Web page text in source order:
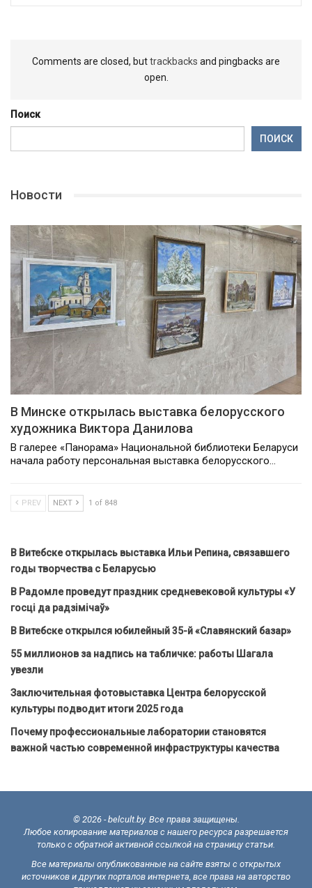
Comments are closed, buttrackbacks and pingbacks are
open.
Поиск
ПОИСК
Новости
В Минске открылась выставка белорусского
художника Виктора Данилова
В галерее «Панорама» Национальной библиотеки Беларуси
начала работу персональная выставка белорусского…
PREV NEXT 1 of 848
В Витебске открылась выставка Ильи Репина, связавшего
годы творчества с Беларусью
В Радомле проведут праздник средневековой культуры «У
госці да радзімічаў»
В Витебске открылся юбилейный 35-й «Славянский базар»
55 миллионов за надпись на табличке: работы Шагала
увезли
Заключительная фотовыставка Центра белорусской
культуры подводит итоги 2025 года
Почему профессиональные лаборатории становятся
важной частью современной инфраструктуры качества
© 2026 - belcult.by. Все права защищены.
Любое копирование материалов с нашего ресурса разрешается
только с обратной активной ссылкой на страницу статьи.
Все материалы опубликованные на сайте взяты с открытых
источников и других порталов интернета, все права на авторство